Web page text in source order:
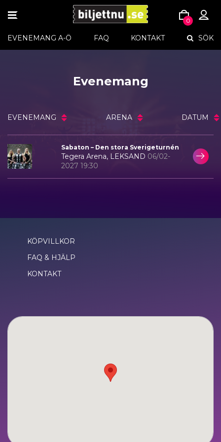
to
content
TOGGLE
0
EVENEMANG A-Ö FAQ KONTAKT SÖK
Evenemang
EVENEMANG ARENA DATUM
Sabaton – Den stora Sverigeturnén
Tegera Arena, LEKSAND 06/02-
2027 19:30
KÖPVILLKOR
FAQ & HJÄLP
KONTAKT